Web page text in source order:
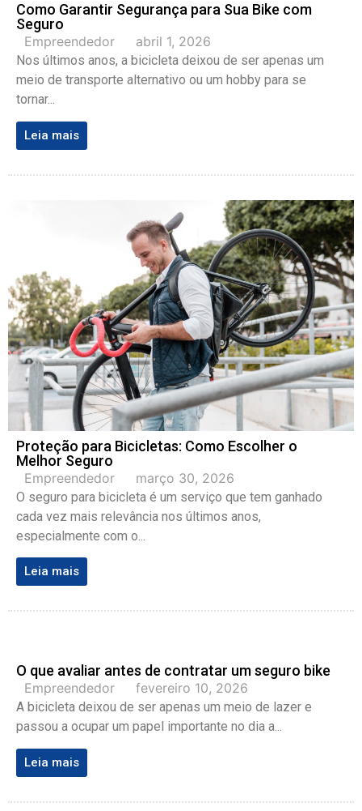
Como Garantir Segurança para Sua Bike com
Seguro
Empreendedor abril 1, 2026
Nos últimos anos, a bicicleta deixou de ser apenas um
meio de transporte alternativo ou um hobby para se
tornar...
Leia mais
Proteção para Bicicletas: Como Escolher o
Melhor Seguro
Empreendedor março 30, 2026
O seguro para bicicleta é um serviço que tem ganhado
cada vez mais relevância nos últimos anos,
especialmente com o...
Leia mais
O que avaliar antes de contratar um seguro bike
Empreendedor fevereiro 10, 2026
A bicicleta deixou de ser apenas um meio de lazer e
passou a ocupar um papel importante no dia a...
Leia mais